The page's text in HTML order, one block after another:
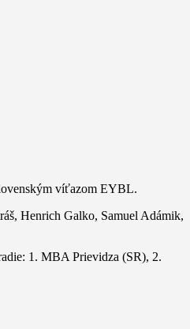
víťazom EYBL.
Henrich Galko, Samuel Adámik,
1. MBA Prievidza (SR), 2.